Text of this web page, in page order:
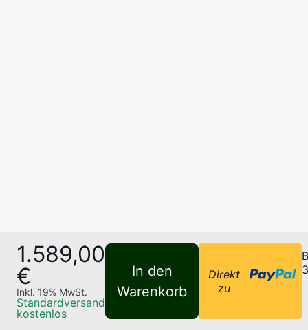
1.589,00
€
Inkl. 19% MwSt.
Standardversand
kostenlos
In den
Warenkorb
Direkt
zu